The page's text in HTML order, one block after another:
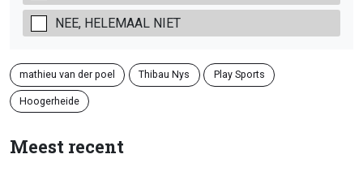
NEE, HELEMAAL NIET
mathieu van der poel Thibau Nys Play Sports
Hoogerheide
Meest recent